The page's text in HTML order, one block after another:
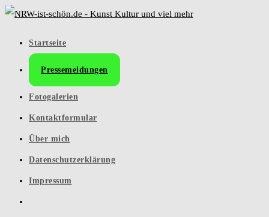
Zum
Startseite
Pressemeldungen
Fotogalerien
Kontaktformular
Über mich
Datenschutzerklärung
Impressum